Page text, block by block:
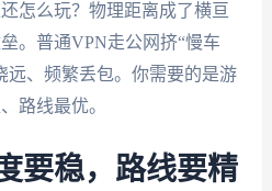
怎么玩？物理距离成了横亘
。普通VPN走公网挤“慢车
远、频繁丢包。你需要的是游
路线最优。
要稳，路线要精